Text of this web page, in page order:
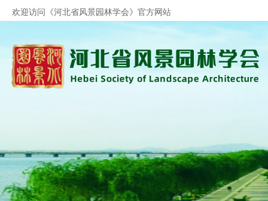
欢迎访问《河北省风景园林学会》官方网站